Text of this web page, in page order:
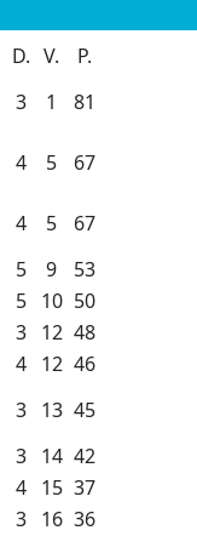
D. V.
P.
3 1 81
4 5 67
4 5
67
5 9
53
5 10 50
3 12 48
4 12 46
3 13 45
3 14 42
4 15 37
3 16 36